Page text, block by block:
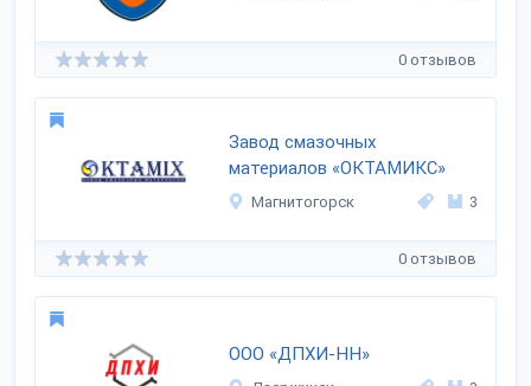
0 отзывов
Завод смазочных
материалов «ОКТАМИКС»
Магнитогорск 3
0 отзывов
ООО «ДПХИ-НН»